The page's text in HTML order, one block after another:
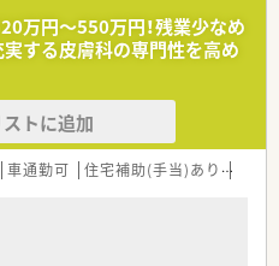
ております。
コミュニケーションを大切にし、地
したい方を歓迎します。
クのある方でも、前向きに業務に取
に採用いたします。
マンツーマンの指導体制があり、
える文化です。
、効率的に業務を進める体制が確立
万円～550万円！残業少なめ
する皮膚科の専門性を高め
トに追加
車通勤可 住宅補助(手当)あり